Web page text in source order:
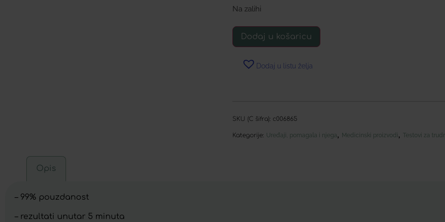
Na zalihi
Dodaj u košaricu
Dodaj u listu želja
SKU (C šifra): c006865
Kategorije: Uređaji, pomagala i njega, Medicinski proizvodi, Testovi za
Opis
– 99% pouzdanost
– rezultati unutar 5 minuta